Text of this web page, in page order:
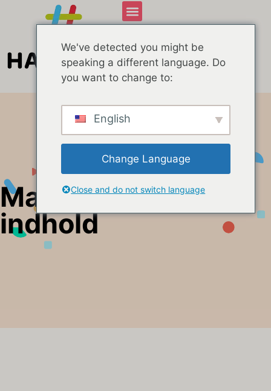
Markedsføring af
indhold
We've detected you might be
speaking a different language. Do
you want to change to:
English
Change Language
Close and do not switch language